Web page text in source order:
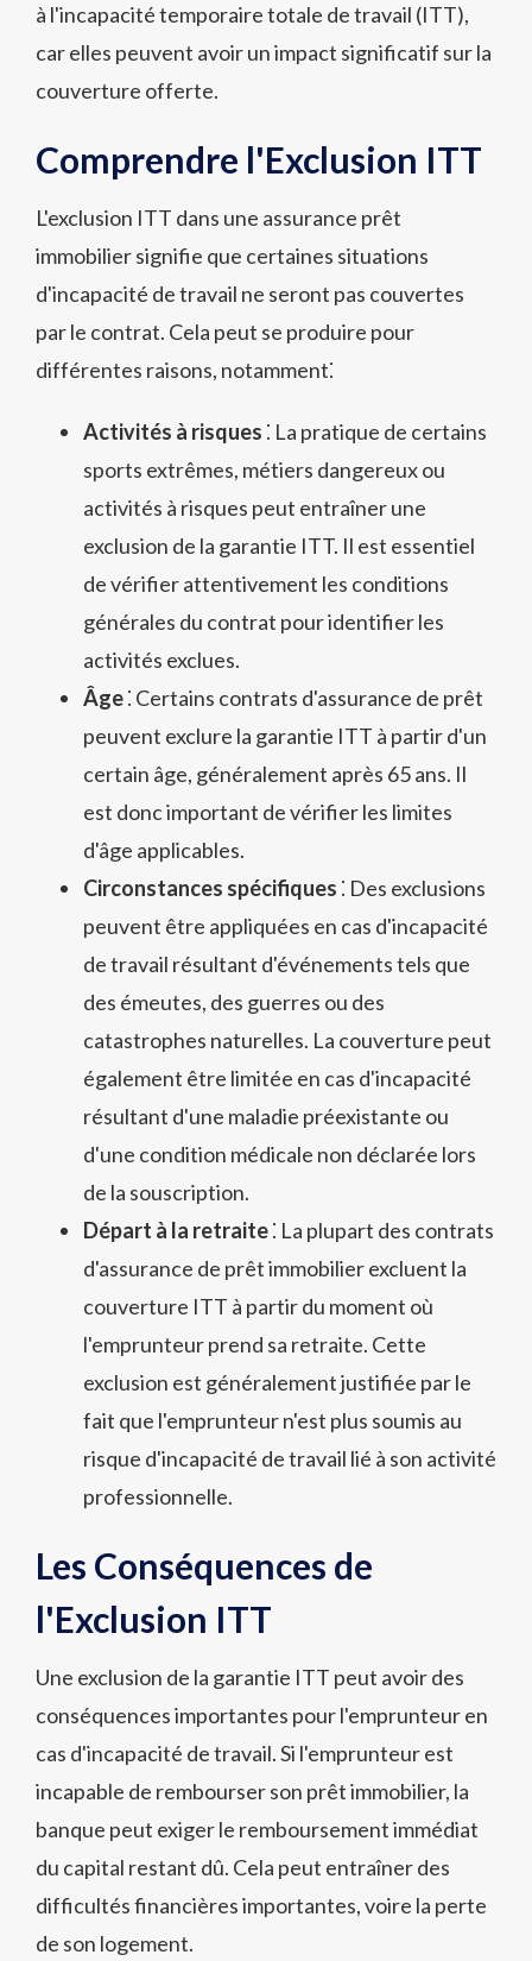
à l'incapacité temporaire totale de travail (ITT),
car elles peuvent avoir un impact significatif sur la
couverture offerte.
Comprendre l'Exclusion ITT
L'exclusion ITT dans une assurance prêt
immobilier signifie que certaines situations
d'incapacité de travail ne seront pas couvertes
par le contrat. Cela peut se produire pour
différentes raisons, notamment⁚
Activités à risques ⁚ La pratique de certains
sports extrêmes, métiers dangereux ou
activités à risques peut entraîner une
exclusion de la garantie ITT. Il est essentiel
de vérifier attentivement les conditions
générales du contrat pour identifier les
activités exclues.
Âge⁚ Certains contrats d'assurance de prêt
peuvent exclure la garantie ITT à partir d'un
certain âge, généralement après 65 ans. Il
est donc important de vérifier les limites
d'âge applicables.
Circonstances spécifiques ⁚ Des exclusions
peuvent être appliquées en cas d'incapacité
de travail résultant d'événements tels que
des émeutes, des guerres ou des
catastrophes naturelles. La couverture peut
également être limitée en cas d'incapacité
résultant d'une maladie préexistante ou
d'une condition médicale non déclarée lors
de la souscription.
Départ à la retraite⁚ La plupart des contrats
d'assurance de prêt immobilier excluent la
couverture ITT à partir du moment où
l'emprunteur prend sa retraite. Cette
exclusion est généralement justifiée par le
fait que l'emprunteur n'est plus soumis au
risque d'incapacité de travail lié à son activité
professionnelle.
Les Conséquences de
l'Exclusion ITT
Une exclusion de la garantie ITT peut avoir des
conséquences importantes pour l'emprunteur en
cas d'incapacité de travail. Si l'emprunteur est
incapable de rembourser son prêt immobilier, la
banque peut exiger le remboursement immédiat
du capital restant dû. Cela peut entraîner des
difficultés financières importantes, voire la perte
de son logement.